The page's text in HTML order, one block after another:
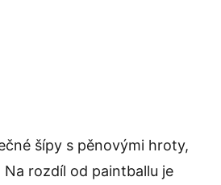
šípy s pěnovými hroty,
rozdíl od paintballu je